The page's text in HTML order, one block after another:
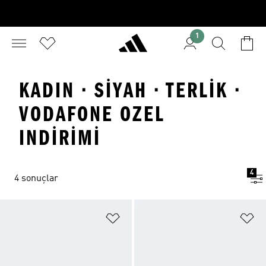
1
KADIN · SIYAH · TERLIK ·
VODAFONE OZEL
INDIRIMI
4 sonuçlar
4